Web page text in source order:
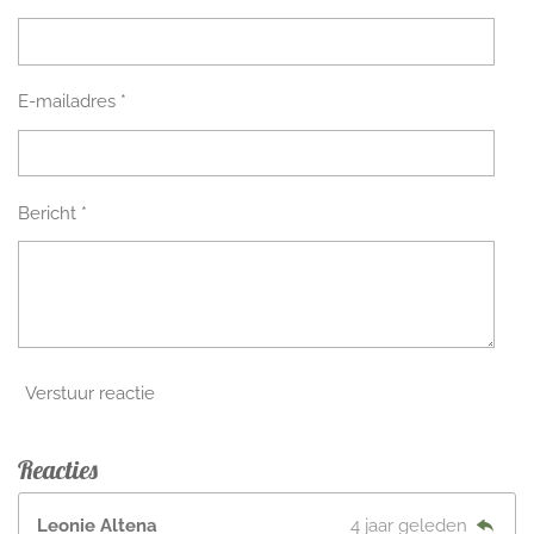
E-mailadres *
Bericht *
Verstuur reactie
Reacties
Leonie Altena 4 jaar geleden